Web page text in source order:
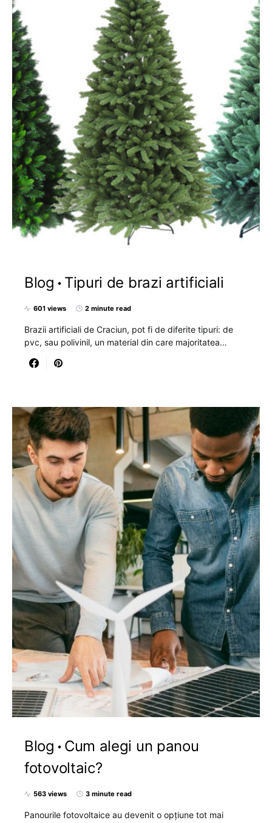
Blog Tipuri de brazi artificiali
601 views 2 minute read
Brazii artificiali de Craciun, pot fi de diferite tipuri: de
pvc, sau polivinil, un material din care majoritatea…
Blog
Cum alegi un panou
fotovoltaic?
563 views 3 minute read
Panourile fotovoltaice au devenit o opțiune tot mai